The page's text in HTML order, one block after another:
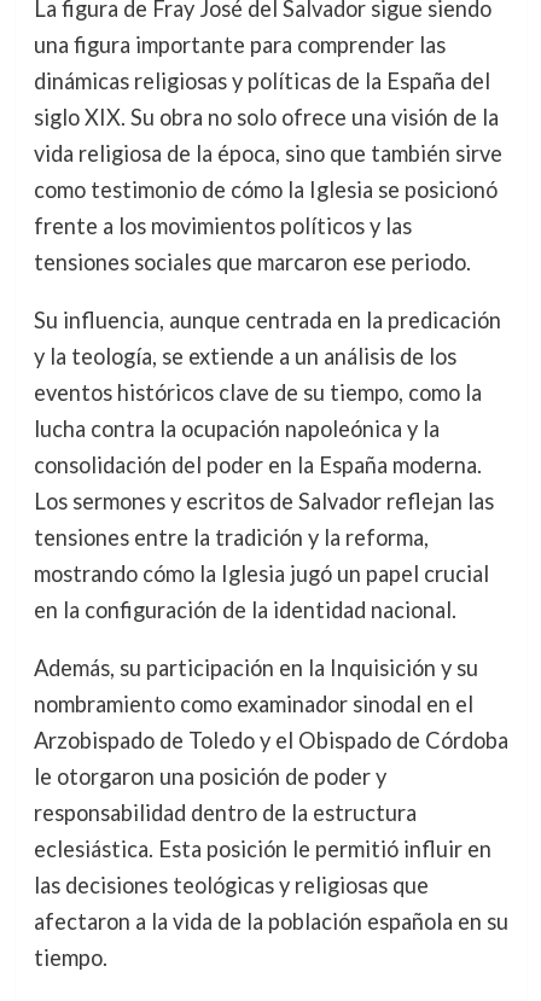
La figura de Fray José del Salvador sigue siendo
una figura importante para comprender las
dinámicas religiosas y políticas de la España del
siglo XIX. Su obra no solo ofrece una visión de la
vida religiosa de la época, sino que también sirve
como testimonio de cómo la Iglesia se posicionó
frente a los movimientos políticos y las
tensiones sociales que marcaron ese periodo.
Su influencia, aunque centrada en la predicación
y la teología, se extiende a un análisis de los
eventos históricos clave de su tiempo, como la
lucha contra la ocupación napoleónica y la
consolidación del poder en la España moderna.
Los sermones y escritos de Salvador reflejan las
tensiones entre la tradición y la reforma,
mostrando cómo la Iglesia jugó un papel crucial
en la configuración de la identidad nacional.
Además, su participación en la Inquisición y su
nombramiento como examinador sinodal en el
Arzobispado de Toledo y el Obispado de Córdoba
le otorgaron una posición de poder y
responsabilidad dentro de la estructura
eclesiástica. Esta posición le permitió influir en
las decisiones teológicas y religiosas que
afectaron a la vida de la población española en su
tiempo.